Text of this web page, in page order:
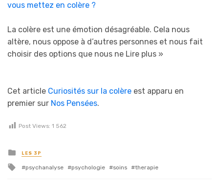
vous mettez en colère ?
La colère est une émotion désagréable. Cela nous
altère, nous oppose à d’autres personnes et nous fait
choisir des options que nous ne Lire plus »
Cet article Curiosités sur la colère est apparu en
premier sur Nos Pensées.
Post Views: 1 562
Posted in
LES 3P
Tagged with
psychanalyse psychologie soins therapie